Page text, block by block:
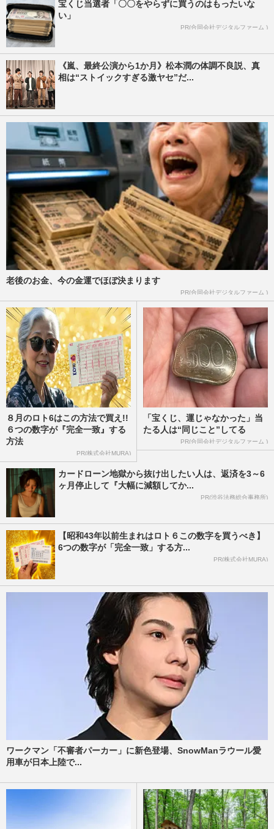
宝くじ当選者「〇〇をやらずに買うのはもったいな
い」
PR(合同会社デジタルファーム )
《嵐、最終公演から1か月》松本潤の体調不良説、真
相は“ストイックすぎる激ヤセ”だ...
老後のお金、今の金運でほぼ決まります
PR(合同会社デジタルファーム )
８月のロト6はこの方法で買え!!
６つの数字が『完全一致』する
方法
PR(株式会社MURA)
「宝くじ、運じゃなかった」当
たる人は“同じこと”してる
PR(合同会社デジタルファーム )
カードローン地獄から抜け出したい人は、返済を3～6
ヶ月停止して『大幅に減額してか...
PR(渋谷法務総合事務所)
【昭和43年以前生まれはロト６この数字を買うべき】
6つの数字が「完全一致」する方...
PR(株式会社MURA)
ワークマン「不審者パーカー」に新色登場、SnowManラウール愛
用車が日本上陸で...